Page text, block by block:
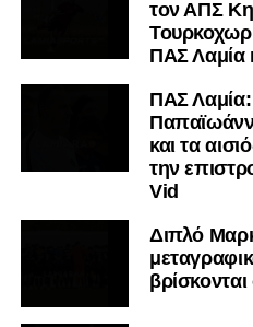
τον ΑΠΣ
ΠΑΣ Λαμία
ΠΑΣ
και τα
την
Vid
Διπλό